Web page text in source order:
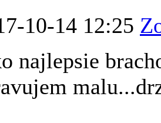
10-14 12:25
najlepsie